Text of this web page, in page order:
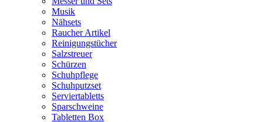
Musik
Nähsets
Raucher Artikel
Reinigungstücher
Salzstreuer
Schürzen
Schuhpflege
Schuhputzset
Serviertabletts
Sparschweine
Tabletten Box